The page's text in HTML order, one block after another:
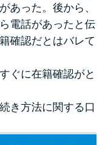
あった。後から、
電話があったと伝
確認だとはバレて
ぐに在籍確認がと
き方法に関する口